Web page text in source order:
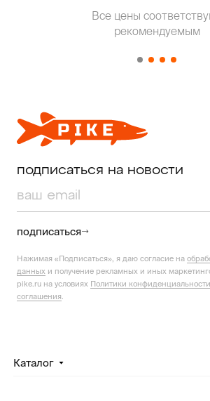
Все цены
рекомендуемым
подписаться на новости
подписаться
Нажимая «Подписаться», я даю согласие на
данных и получение рекламных и иных
pike.ru на условиях Политики конфиденциальности
соглашения
Каталог